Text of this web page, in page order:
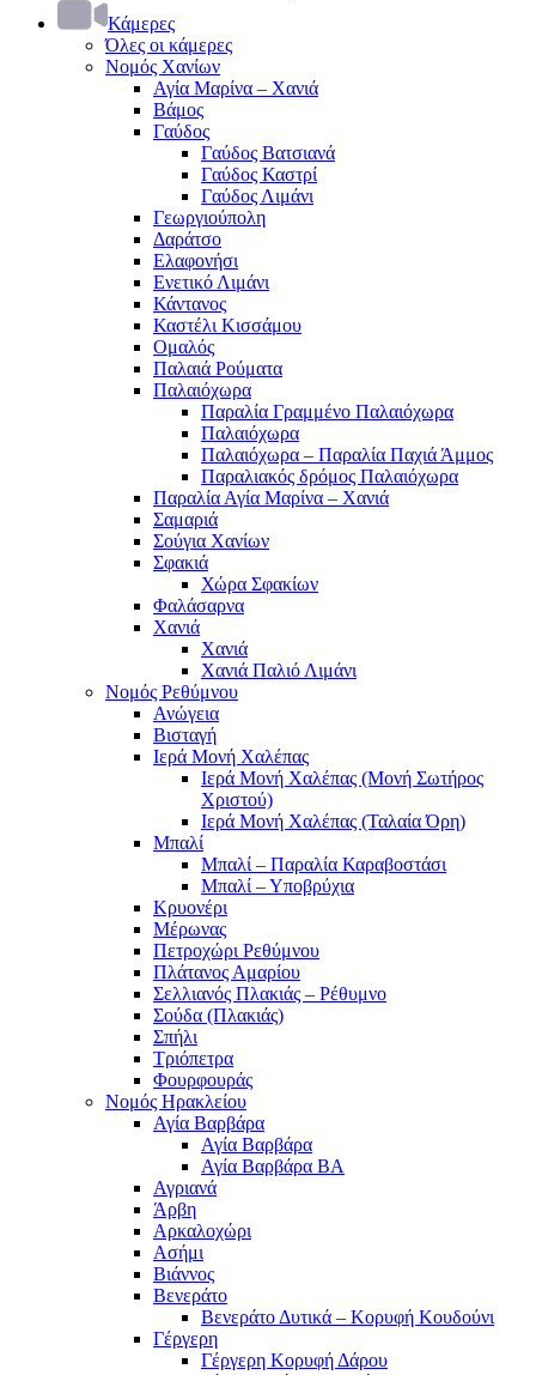
Κάμερες
Όλες οι κάμερες
Νομός Χανίων
Αγία Μαρίνα – Χανιά
Βάμος
Γαύδος
Γαύδος Βατσιανά
Γαύδος Καστρί
Γαύδος Λιμάνι
Γεωργιούπολη
Δαράτσο
Ελαφονήσι
Ενετικό Λιμάνι
Κάντανος
Καστέλι Κισσάμου
Ομαλός
Παλαιά Ρούματα
Παλαιόχωρα
Παραλία Γραμμένο Παλαιόχωρα
Παλαιόχωρα
Παλαιόχωρα – Παραλία Παχιά Άμμος
Παραλιακός δρόμος Παλαιόχωρα
Παραλία Αγία Μαρίνα – Χανιά
Σαμαριά
Σούγια Χανίων
Σφακιά
Χώρα Σφακίων
Φαλάσαρνα
Χανιά
Χανιά
Χανιά Παλιό Λιμάνι
Νομός Ρεθύμνου
Ανώγεια
Βισταγή
Ιερά Μονή Χαλέπας
Ιερά Μονή Χαλέπας (Μονή Σωτήρος
Χριστού)
Ιερά Μονή Χαλέπας (Ταλαία Όρη)
Μπαλί
Μπαλί – Παραλία Καραβοστάσι
Μπαλί – Υποβρύχια
Κρυονέρι
Μέρωνας
Πετροχώρι Ρεθύμνου
Πλάτανος Αμαρίου
Σελλιανός Πλακιάς – Ρέθυμνο
Σούδα (Πλακιάς)
Σπήλι
Τριόπετρα
Φουρφουράς
Νομός Ηρακλείου
Αγία Βαρβάρα
Αγία Βαρβάρα
Αγία Βαρβάρα ΒΑ
Αγριανά
Άρβη
Αρκαλοχώρι
Ασήμι
Βιάννος
Βενεράτο
Βενεράτο Δυτικά – Κορυφή Κουδούνι
Γέργερη
Γέργερη Κορυφή Δάρου